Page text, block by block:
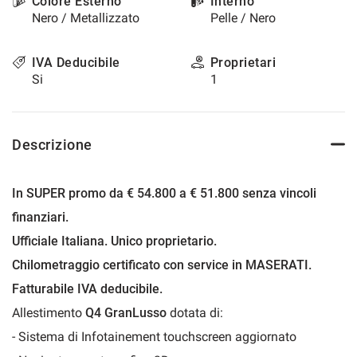
Nero / Metallizzato
Pelle / Nero
IVA Deducibile
Si
Proprietari
1
Descrizione
In SUPER promo da € 54.800 a € 51.800 senza vincoli
finanziari.
Ufficiale Italiana. Unico proprietario.
Chilometraggio certificato con service in MASERATI.
Fatturabile IVA deducibile.
Allestimento Q4 GranLusso dotata di:
- Sistema di Infotainement touchscreen aggiornato
questi
tracciamento
alla
policy.
e
le
tue
in
qualsiasi